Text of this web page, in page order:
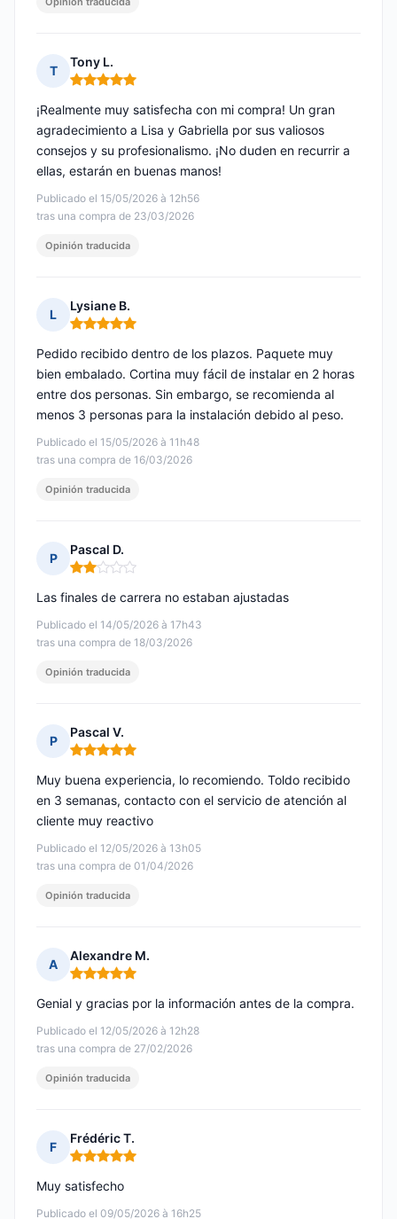
T
Tony L.
Nota: 5 de 5
Publicado el 15/05/2026 à 12h56
tras una compra de 23/03/2026
¡Realmente muy satisfecha con mi compra! Un gran
agradecimiento a Lisa y Gabriella por sus valiosos
consejos y su profesionalismo. ¡No duden en recurrir a
ellas, estarán en buenas manos!
Opinión traducida
L
Lysiane B.
Nota: 5 de 5
Publicado el 15/05/2026 à 11h48
tras una compra de 16/03/2026
Pedido recibido dentro de los plazos. Paquete muy
bien embalado. Cortina muy fácil de instalar en 2 horas
entre dos personas. Sin embargo, se recomienda al
menos 3 personas para la instalación debido al peso.
Opinión traducida
P
Pascal D.
Nota: 2 de 5
Publicado el 14/05/2026 à 17h43
tras una compra de 18/03/2026
Las finales de carrera no estaban ajustadas
Opinión traducida
P
Pascal V.
Nota: 5 de 5
Publicado el 12/05/2026 à 13h05
tras una compra de 01/04/2026
Muy buena experiencia, lo recomiendo. Toldo recibido
en 3 semanas, contacto con el servicio de atención al
cliente muy reactivo
Opinión traducida
A
Alexandre M.
Nota: 5 de 5
Publicado el 12/05/2026 à 12h28
tras una compra de 27/02/2026
Genial y gracias por la información antes de la compra.
Opinión traducida
F
Frédéric T.
Nota: 5 de 5
Publicado el 09/05/2026 à 16h25
Muy satisfecho